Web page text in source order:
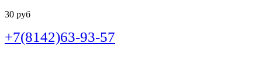
30 руб
+7(8142)63-93-57